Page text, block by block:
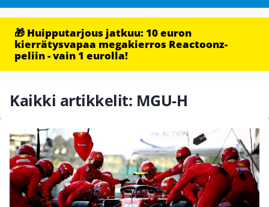
🎁 Huipputarjous jatkuu: 10 euron
kierrätysvapaa megakierros Reactoonz-
peliin - vain 1 eurolla!
Kaikki artikkelit: MGU-H